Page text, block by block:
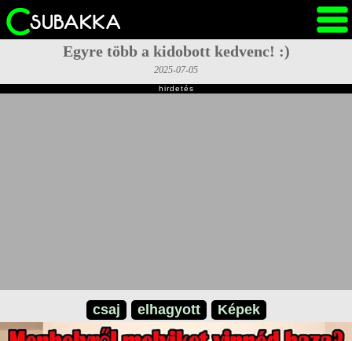
Egyre több a kidobott kedvenc! :)
2025-07-05
hirdetés
csaj elhagyott Képek